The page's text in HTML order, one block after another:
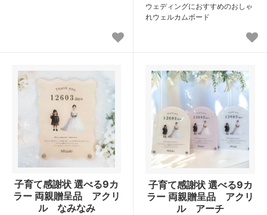
ウェディングにおすすめのおしゃ
れウェルカムボード
子育て感謝状 選べる9カ
ラー 両親贈呈品 アクリ
ル なみなみ
子育て感謝状 選べる9カ
ラー 両親贈呈品 アクリ
ル アーチ